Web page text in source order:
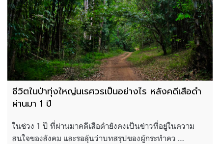
ชีวิตในป่าทุ่งใหญ่นเรศวรเป็นอย่างไร หลังคดีเสือดำ
ผ่านมา 1 ปี
ในช่วง 1 ปี ที่ผ่านมาคดีเสือดำยังคงเป็นข่าวที่อยู่ในความ
สนใจของสังคม และรอลุ้นว่าบทสรุปของผู้กระทำคว …